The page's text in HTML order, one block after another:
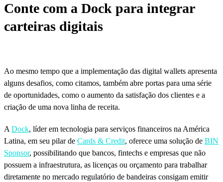
Conte com a Dock para integrar
carteiras digitais
Ao mesmo tempo que a implementação das digital wallets apresenta
alguns desafios, como citamos, também abre portas para uma série
de oportunidades, como o aumento da satisfação dos clientes e a
criação de uma nova linha de receita.
A Dock, líder em tecnologia para serviços financeiros na América
Latina, em seu pilar de Cards & Credit, oferece uma solução de BIN
Sponsor, possibilitando que bancos, fintechs e empresas que não
possuem a infraestrutura, as licenças ou orçamento para trabalhar
diretamente no mercado regulatório de bandeiras consigam emitir